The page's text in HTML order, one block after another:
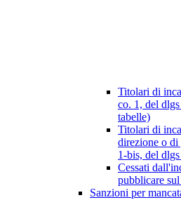
Titolari di
co. 1, del
tabelle)
Titolari di
direzione o
1-bis, del
Cessati
pubblicare
Sanzioni per